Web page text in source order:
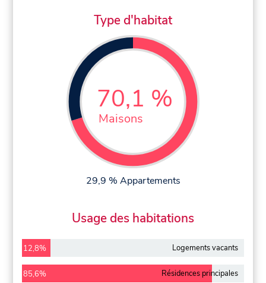
Type d'habitat
70,1 %
Maisons
29,9 % Appartements
Usage des habitations
12,8% Logements vacants
85,6% Résidences principales